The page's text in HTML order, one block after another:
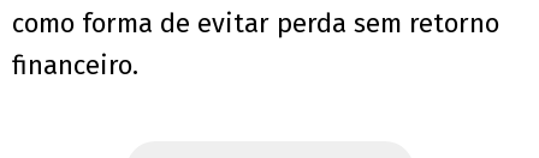
como forma de evitar perda sem retorno
financeiro.